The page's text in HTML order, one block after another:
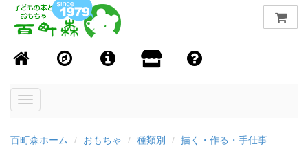
Toggle
百町森ホーム おもちゃ 種類別
描く・作る・手仕事